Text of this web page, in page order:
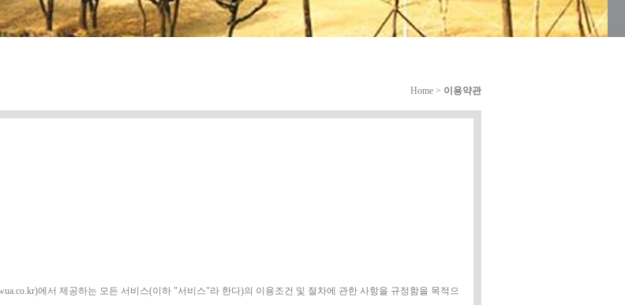
Home > 이용약관
에서 제공하는 모든 서비스(이하 "서비스"라 한다)의 이용조건 및 절차에 관한 사항을 규정함을 목적으